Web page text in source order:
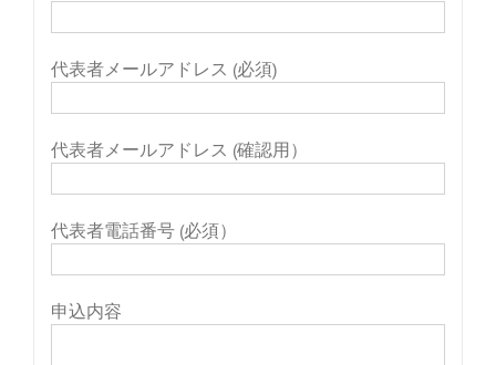
代表者メールアドレス (必須)
代表者メールアドレス (確認用）
代表者電話番号 (必須）
申込内容